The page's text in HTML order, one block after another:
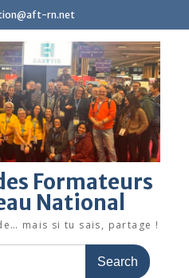
rn.net
Formateurs
National
mais si tu sais, partage !